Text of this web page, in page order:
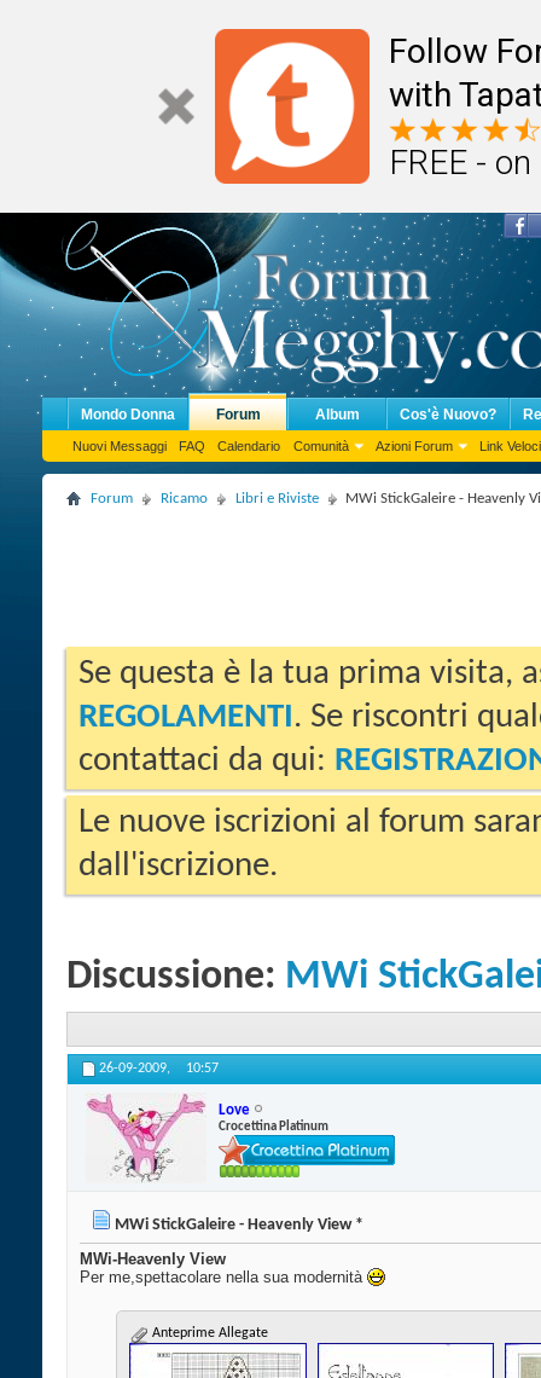
Follow
with
FREE -
Mondo Donna Forum
Nuovi Messaggi FAQ Calendario Comunità Azioni Forum Link Veloci
Album Cos'è Nuovo?
Forum Ricamo Libri e Riviste MWi StickGaleire - Heavenly
Se questa è la tua prima visita,
REGOLAMENTI. Se riscontri
contattaci da qui:
Le nuove iscrizioni al forum
dall'iscrizione.
Discussione: MWi
26-09-2009, 10:57
Love
Crocettina Platinum
MWi StickGaleire - Heavenly View *
MWi-Heavenly View
Per me,spettacolare nella sua modernità
Anteprime Allegate